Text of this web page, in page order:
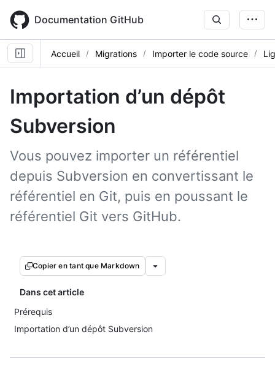
main
content
Documentation GitHub
Accueil Migrations Importer le code source
Importation d’un dépôt
Subversion
Vous pouvez importer un référentiel
depuis Subversion en convertissant le
référentiel en Git, puis en poussant le
référentiel Git vers GitHub.
Copier en tant que Markdown
Dans cet article
Prérequis
Importation d’un dépôt Subversion